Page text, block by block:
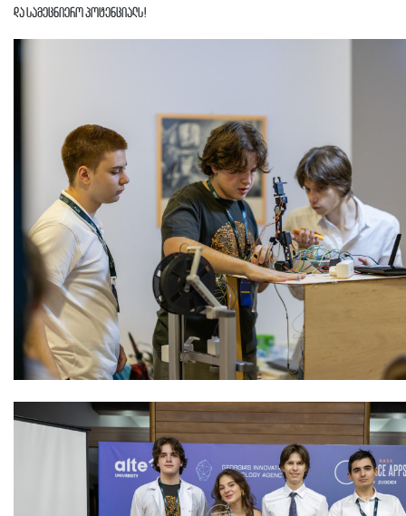
და სამეცნიერო პოტენციალს!